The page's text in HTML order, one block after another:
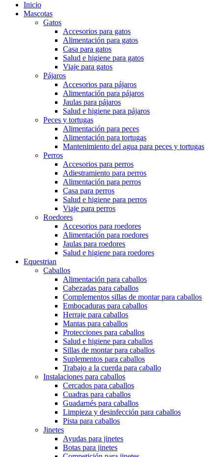
Inicio
Mascotas
Gatos
Accesorios para gatos
Alimentación para gatos
Casa para gatos
Salud e higiene para gatos
Viaje para gatos
Pájaros
Accesorios para pájaros
Alimentación para pájaros
Jaulas para pájaros
Salud e higiene para pájaros
Peces y tortugas
Alimentación para peces
Alimentación para tortugas
Mantenimiento del agua para peces y tortugas
Perros
Accesorios para perros
Adiestramiento para perros
Alimentación para perros
Casa para perros
Salud e higiene para perros
Viaje para perros
Roedores
Accesorios para roedores
Alimentación para roedores
Jaulas para roedores
Salud e higiene para roedores
Equestrian
Caballos
Alimentación para caballos
Cabezadas para caballos
Complementos sillas de montar para caballos
Embocaduras para caballos
Herraje para caballos
Mantas para caballos
Protecciones para caballos
Salud e higiene para caballos
Sillas de montar para caballos
Suplementos para caballos
Trabajo a la cuerda para caballo
Instalaciones para caballos
Cercados para caballos
Cuadras para caballos
Guadarnés para caballos
Limpieza y desinfección para caballos
Pista para caballos
Jinetes
Ayudas para jinetes
Botas para jinetes